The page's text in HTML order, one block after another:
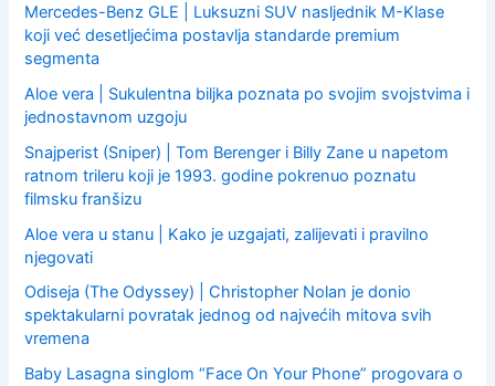
Mercedes-Benz GLE | Luksuzni SUV nasljednik M-Klase
koji već desetljećima postavlja standarde premium
segmenta
Aloe vera | Sukulentna biljka poznata po svojim svojstvima i
jednostavnom uzgoju
Snajperist (Sniper) | Tom Berenger i Billy Zane u napetom
ratnom trileru koji je 1993. godine pokrenuo poznatu
filmsku franšizu
Aloe vera u stanu | Kako je uzgajati, zalijevati i pravilno
njegovati
Odiseja (The Odyssey) | Christopher Nolan je donio
spektakularni povratak jednog od najvećih mitova svih
vremena
Baby Lasagna singlom “Face On Your Phone” progovara o